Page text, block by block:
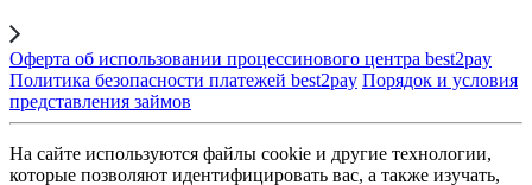
Оферта об использовании процессинового центра best2pay
Политика безопасности платежей best2pay Порядок и условия
представления займов
На сайте используются файлы cookie и другие технологии,
которые позволяют идентифицировать вас, а также изучать,